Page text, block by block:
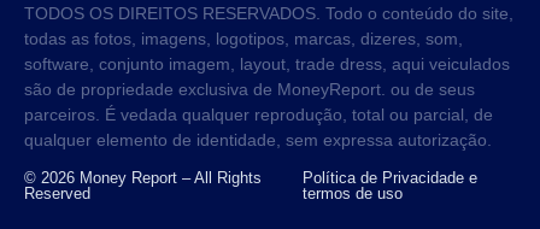
TODOS OS DIREITOS RESERVADOS. Todo o conteúdo do site,
todas as fotos, imagens, logotipos, marcas, dizeres, som,
software, conjunto imagem, layout, trade dress, aqui veiculados
são de propriedade exclusiva de MoneyReport. ou de seus
parceiros. É vedada qualquer reprodução, total ou parcial, de
qualquer elemento de identidade, sem expressa autorização.
© 2026 Money Report – All Rights
Reserved
Política de Privacidade e
termos de uso